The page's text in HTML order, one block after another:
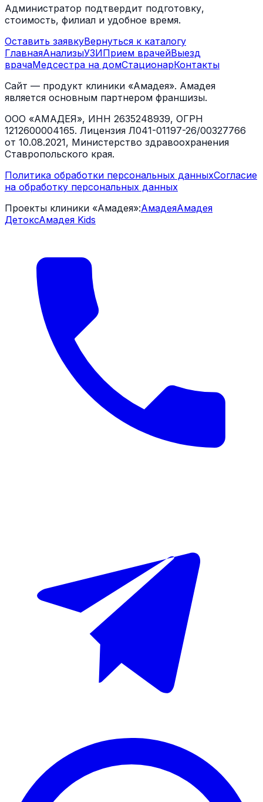
Администратор подтвердит подготовку,
стоимость, филиал и удобное время.
Оставить заявкуВернуться к каталогу
ГлавнаяАнализыУЗИПрием врачейВыезд
врачаМедсестра на домСтационарКонтакты
Сайт — продукт клиники «Амадея». Амадея
является основным партнером франшизы.
ООО «АМАДЕЯ», ИНН 2635248939, ОГРН
1212600004165. Лицензия Л041-01197-26/00327766
от 10.08.2021, Министерство здравоохранения
Ставропольского края.
Политика обработки персональных данныхСогласие
на обработку персональных данных
Проекты клиники «Амадея»:АмадеяАмадея
ДетоксАмадея Kids